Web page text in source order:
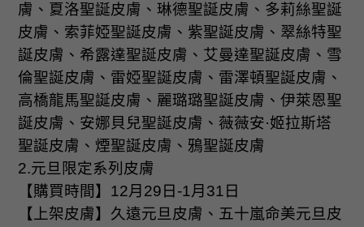
膚、夏洛聖誕皮膚、琳德聖誕皮膚、多莉絲聖誕
皮膚、索菲婭聖誕皮膚、紫聖誕皮膚、翠絲特聖
誕皮膚、希露達聖誕皮膚、艾曼達聖誕皮膚、雪
倫聖誕皮膚、雷婭聖誕皮膚、雷澤頓聖誕皮膚、
高橋龍馬聖誕皮膚、麗璐璐聖誕皮膚、伊萊恩聖
誕皮膚、安娜貝兒聖誕皮膚、薇薇安·姬拉斯塔
聖誕皮膚、煙聖誕皮膚、鴉聖誕皮膚
2.元旦限定系列皮膚
【購買時間】 12月 29 日 -1月 31 日
【上架皮膚】久遠元旦皮膚、五十嵐命美元旦皮